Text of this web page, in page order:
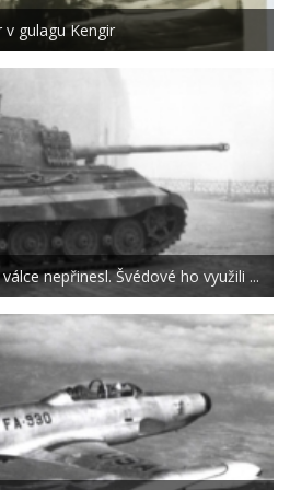
v gulagu Kengir
nepřinesl. Švédové ho využili ...